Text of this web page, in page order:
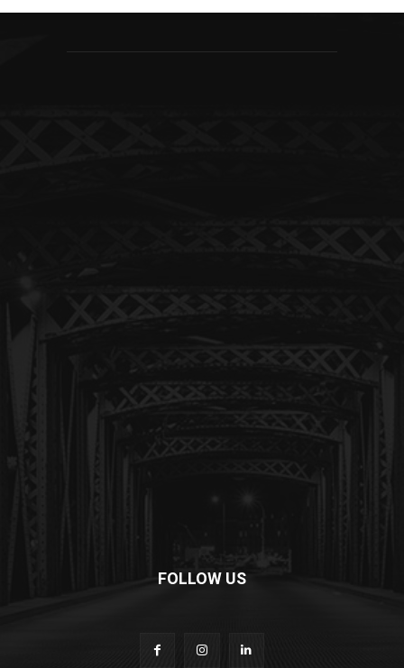
FOLLOW US